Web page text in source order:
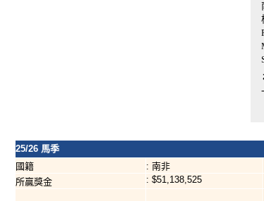
25/26 馬季
國籍
: 南非
所贏獎金
: $51,138,525